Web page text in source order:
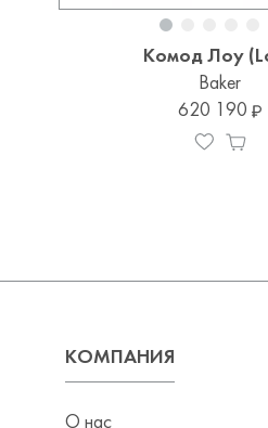
Комод Лоу
Baker
620 190
КОМПАНИЯ
О нас